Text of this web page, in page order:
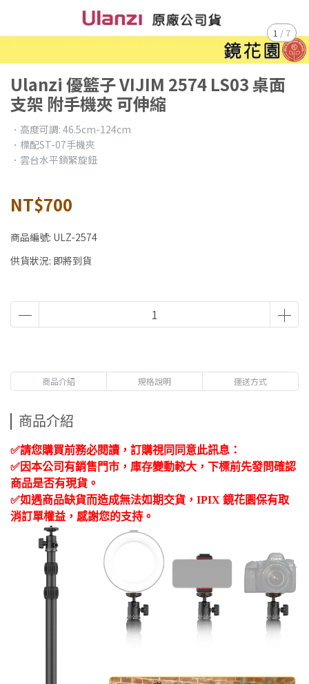
1 / 7
Ulanzi 優籃子 VIJIM 2574 LS03 桌面
支架 附手機夾 可伸縮
．高度可調: 46.5cm-124cm
．標配ST-07手機夾
．雲台水平鎖緊旋鈕
NT$700
商品編號: ULZ-2574
供貨狀況: 即將到貨
商品介紹 規格說明 運送方式
商品介紹
✅請您購買前務必閱讀，訂購視同同意此訊息：
✅因本公司有銷售門市，庫存變動較大，下標前先發問確認
商品是否有現貨。
✅如遇商品缺貨而造成無法如期交貨， IPIX 鏡花園保有取
消訂單權益，感謝您的支持。